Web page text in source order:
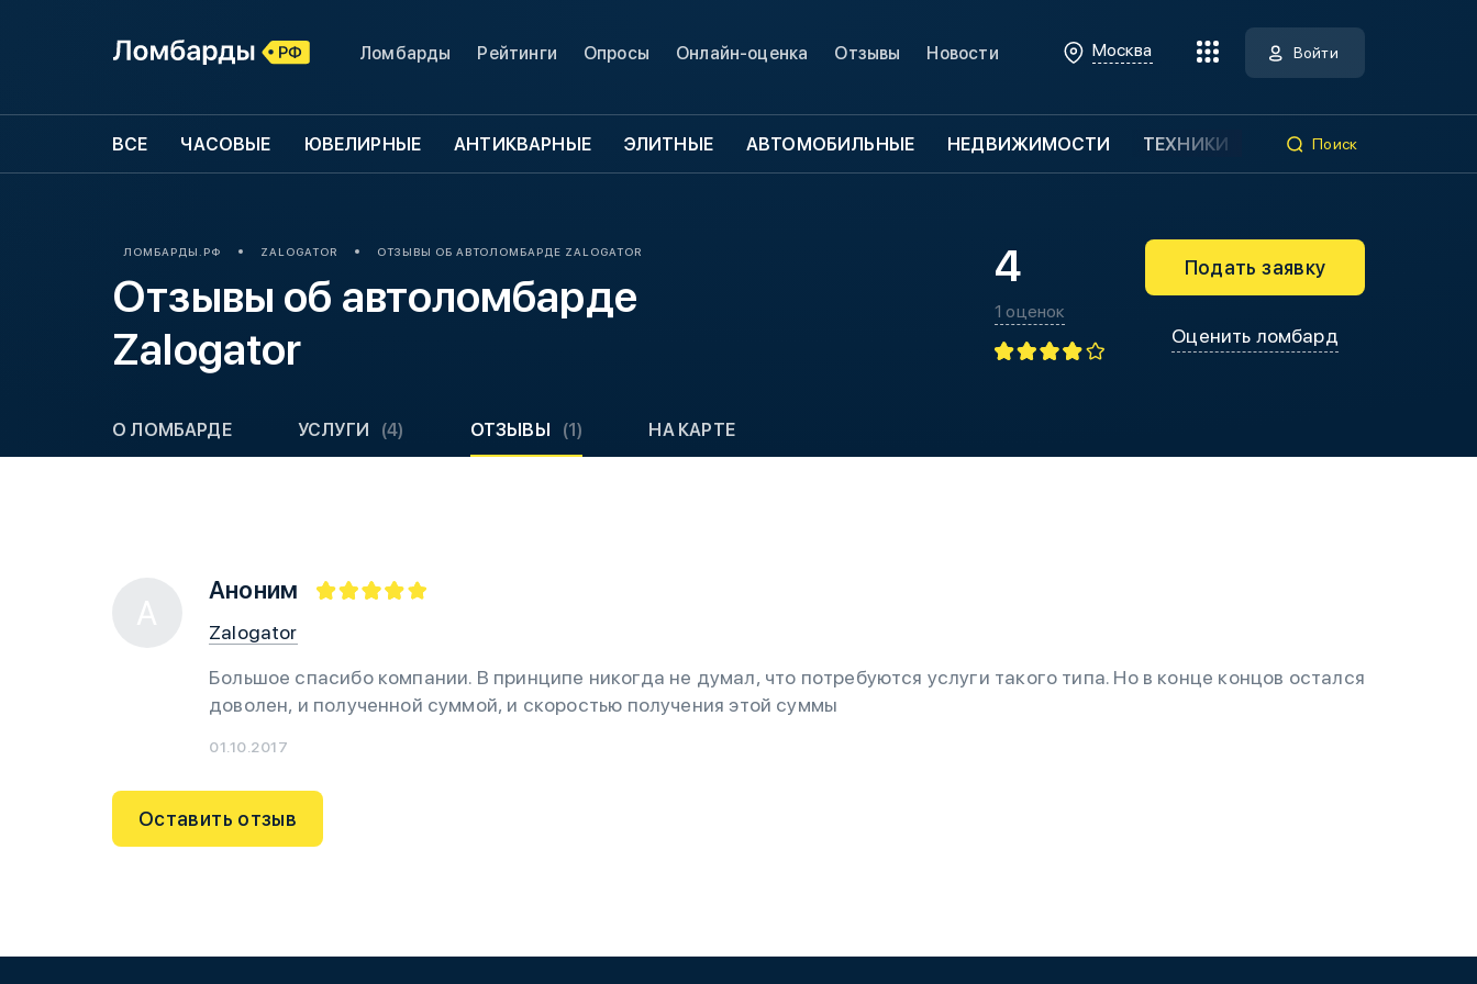
Ломбарды Рейтинги Опросы Онлайн-оценка Отзывы Новости Москва Войти
ВСЕ ЧАСОВЫЕ ЮВЕЛИРНЫЕ АНТИКВАРНЫЕ ЭЛИТНЫЕ АВТОМОБИЛЬНЫЕ НЕДВИЖИМОСТИ ТЕХНИКИ Поиск
ЛОМБАРДЫ.РФ ZALOGATOR ОТЗЫВЫ ОБ АВТОЛОМБАРДЕ ZALOGATOR
Отзывы об автоломбарде
Zalogator
4
1 оценок
Подать заявку
Оценить ломбард
О ЛОМБАРДЕ УСЛУГИ (4) ОТЗЫВЫ (1) НА КАРТЕ
Аноним
Zalogator
Большое спасибо компании. В принципе никогда не думал, что потребуются услуги такого типа. Но в конце концов остался
доволен, и полученной суммой, и скоростью получения этой суммы
01.10.2017
Оставить отзыв